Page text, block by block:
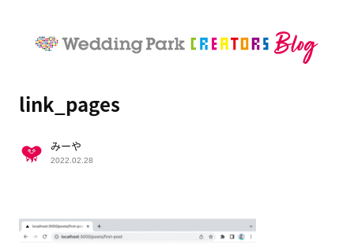
link_pages
みーや
2022.02.28